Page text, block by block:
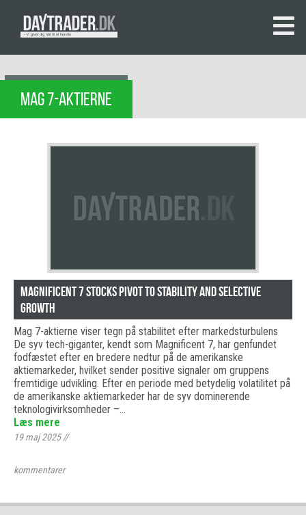
MAG 7-AKTIERNE
Magnificent 7 Stocks Pivot to Stability and Selective
Growth
Mag 7-aktierne viser tegn på stabilitet efter markedsturbulens
De syv tech-giganter, kendt som Magnificent 7, har genfundet
fodfæstet efter en bredere nedtur på de amerikanske
aktiemarkeder, hvilket sender positive signaler om gruppens
fremtidige udvikling. Efter en periode med betydelig volatilitet på
de amerikanske aktiemarkeder har de syv dominerende
teknologivirksomheder –…
Læs mere
19 maj 2025//
kommentarer